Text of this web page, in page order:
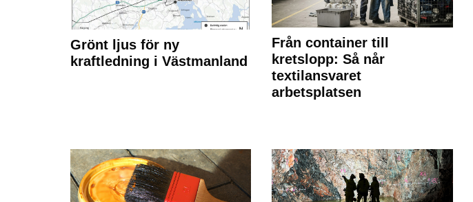
Grönt ljus för ny
kraftledning i Västmanland
Från container till
kretslopp: Så når
textilansvaret
arbetsplatsen